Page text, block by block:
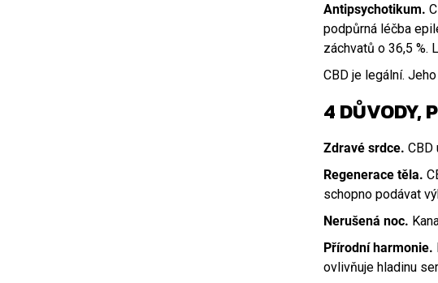
Antipsychotikum.
podpůrná léčba
záchvatů o 36,5 %.
CBD je legální.
4 DŮVODY,
Zdravé srdce. CBD
Regenerace těla.
schopno podávat
Nerušená noc.
Přírodní harmonie.
ovlivňuje hladinu